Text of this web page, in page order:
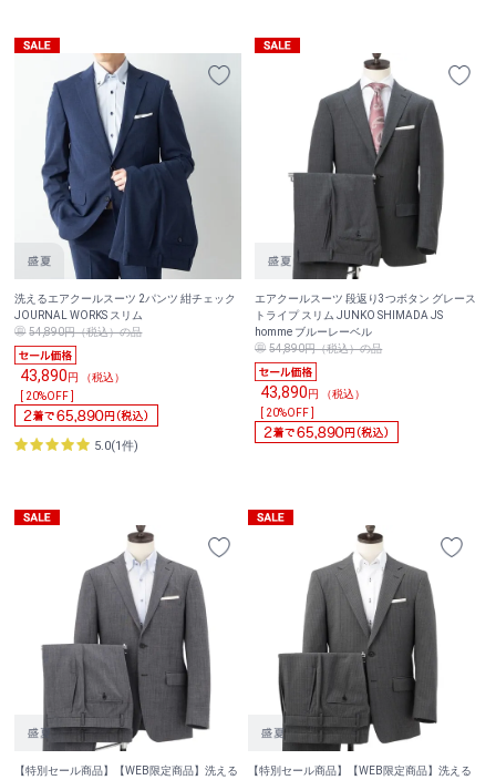
洗えるエアクールスーツ 2パンツ 紺チェック
JOURNAL WORKS スリム
54,890円（税込）の品
43,890円 （税込）
[ 20%OFF ]
5.0(1件)
エアクールスーツ 段返り3つボタン グレース
トライプ スリム JUNKO SHIMADA JS
homme ブルーレーベル
54,890円（税込）の品
43,890円 （税込）
[ 20%OFF ]
【特別セール商品】【WEB限定商品】洗える
【特別セール商品】【WEB限定商品】洗える